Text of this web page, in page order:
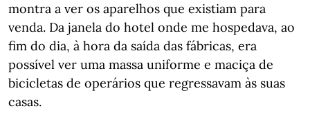
montra a ver os aparelhos que existiam para
venda. Da janela do hotel onde me hospedava, ao
fim do dia, à hora da saída das fábricas, era
possível ver uma massa uniforme e maciça de
bicicletas de operários que regressavam às suas
casas.